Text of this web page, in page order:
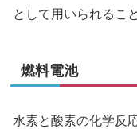
として用いられるこ
燃料電池
水素と酸素の化学反